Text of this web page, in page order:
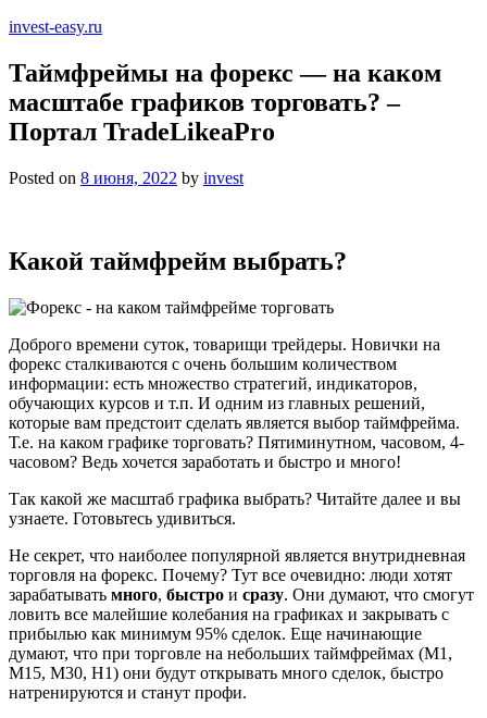
invest-easy.ru
Таймфреймы на форекс — на каком
масштабе графиков торговать? –
Портал TradeLikeaPro
Posted on 8 июня, 2022 by invest
Какой таймфрейм выбрать?
Доброго времени суток, товарищи трейдеры. Новички на
форекс сталкиваются с очень большим количеством
информации: есть множество стратегий, индикаторов,
обучающих курсов и т.п. И одним из главных решений,
которые вам предстоит сделать является выбор таймфрейма.
Т.е. на каком графике торговать? Пятиминутном, часовом, 4-
часовом? Ведь хочется заработать и быстро и много!
Так какой же масштаб графика выбрать? Читайте далее и вы
узнаете. Готовьтесь удивиться.
Не секрет, что наиболее популярной является внутридневная
торговля на форекс. Почему? Тут все очевидно: люди хотят
зарабатывать много, быстро и сразу. Они думают, что смогут
ловить все малейшие колебания на графиках и закрывать с
прибылью как минимум 95% сделок. Еще начинающие
думают, что при торговле на небольших таймфреймах (М1,
М15, М30, Н1) они будут открывать много сделок, быстро
натренируются и станут профи.